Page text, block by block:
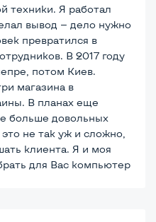
техники. Я работал
вывод — дело нужно
превратился в
В 2017 году
потом Киев.
магазина в
В планах еще
больше довольных
не так уж и сложно,
клиента. Я и моя
для Вас компьютер